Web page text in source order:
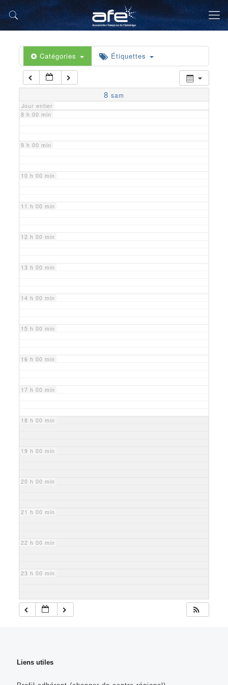
Catégories Étiquettes
8 sam
Jour entier
5 h 00 min
6 h 00 min
7 h 00 min
8 h 00 min
9 h 00 min
10 h 00 min
11 h 00 min
12 h 00 min
13 h 00 min
14 h 00 min
15 h 00 min
16 h 00 min
17 h 00 min
18 h 00 min
19 h 00 min
20 h 00 min
21 h 00 min
22 h 00 min
23 h 00 min
Liens utiles